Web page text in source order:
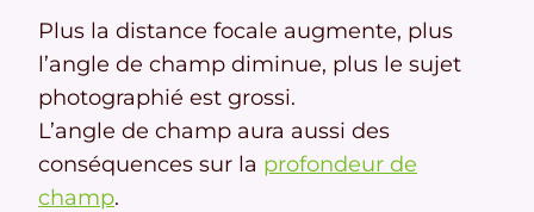
Plus la distance focale augmente, plus
l’angle de champ diminue, plus le sujet
photographié est grossi.
L’angle de champ aura aussi des
conséquences sur la profondeur de
champ.